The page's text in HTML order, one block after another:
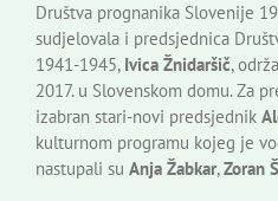
Novi odmev – naše glasilo
Izdavaštvo
Korisne informacije
Društva prognanika Slovenije
sudjelovala i predsjednica
1941-1945, Ivica Žnidaršič,
2017. u Slovenskom domu. Za
izabran stari-novi predsjednik
kulturnom programu kojeg je
nastupali su Anja Žabkar,Zoran